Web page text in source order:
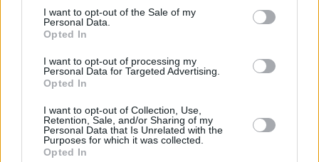
I want to opt-out of the Sale of my
Personal Data.
Opted In
I want to opt-out of processing my
Personal Data for Targeted Advertising.
Opted In
I want to opt-out of Collection, Use,
Retention, Sale, and/or Sharing of my
Personal Data that Is Unrelated with the
Purposes for which it was collected.
Opted In
εστίασης και αναψυχής, εγκαταστάσεις spa και
συνοδευτικές υποδομές. Το ακίνητο διαθέτει
της Ελιάς και αναπτύσσεται από την Κόρτια
Α.Ε., θυγατρική της Mitsis Hotels,
σηματοδοτώντας την είσοδο ενός ακόμη
μεγάλου ελληνικού ξενοδοχειακού ομίλου στη
Μύκονο.